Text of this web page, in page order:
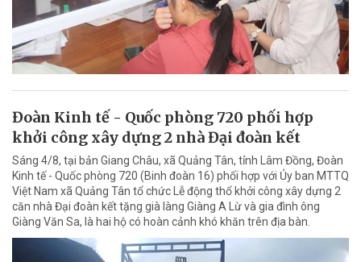
Đoàn Kinh tế - Quốc phòng 720 phối hợp
khởi công xây dựng 2 nhà Đại đoàn kết
Sáng 4/8, tại bản Giang Châu, xã Quảng Tân, tỉnh Lâm Đồng, Đoàn
Kinh tế - Quốc phòng 720 (Binh đoàn 16) phối hợp với Ủy ban MTTQ
Việt Nam xã Quảng Tân tổ chức Lễ động thổ khởi công xây dựng 2
căn nhà Đại đoàn kết tặng già làng Giàng A Lừ và gia đình ông
Giàng Văn Sa, là hai hộ có hoàn cảnh khó khăn trên địa bàn.